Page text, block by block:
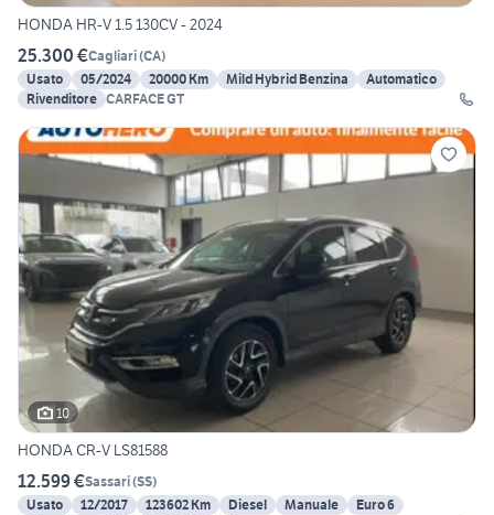
HONDA HR-V 1.5 130CV - 2024
25.300 €Cagliari(CA)
Usato
05/2024 20000 Km Mild Hybrid Benzina
Automatico
Rivenditore CARFACE GT
10
HONDA CR-V LS81588
12.599 €Sassari(SS)
Usato
12/2017 123602 Km Diesel Manuale
Euro 6